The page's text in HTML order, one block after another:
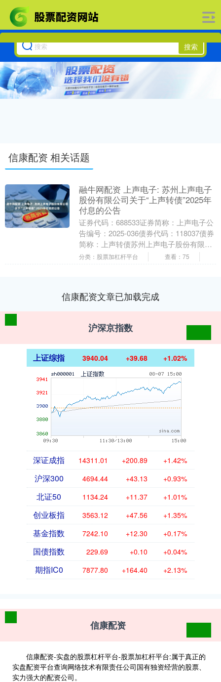
搜索
信康配资 相关话题
融牛网配资 上声电子: 苏州上声电子
股份有限公司关于“上声转债”2025年
付息的公告
证券代码：688533证券简称：上声电子公
告编号：2025-036债券代码：118037债券
简称：上声转债苏州上声电子股份有限公
司关于“上声转债”2025年付息....
分类：股票加杠杆平台 查看：75
信康配资文章已加载完成
沪深京指数
上证综指 3940.04 +39.68 +1.02%
深证成指 14311.01 +200.89 +1.42%
沪深300 4694.44 +43.13 +0.93%
北证50 1134.24 +11.37 +1.01%
创业板指 3563.12 +47.56 +1.35%
基金指数 7242.10 +12.30 +0.17%
国债指数 229.69 +0.10 +0.04%
期指IC0 7877.80 +164.40 +2.13%
信康配资
信康配资-实盘的股票杠杆平台-股票加杠杆平台:属于真正的
实盘配资平台查询网络技术有限责任公司国有独资经营的股票、
实力强大的配资公司。